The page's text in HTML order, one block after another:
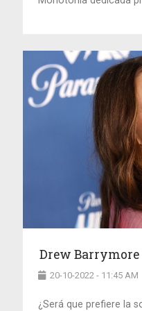
Drew Barrymore
20-10-2022 - 11:45 AM
¿Será que prefiere la